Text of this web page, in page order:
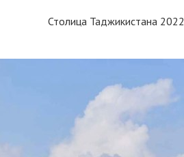
Столица Таджикистана 2022